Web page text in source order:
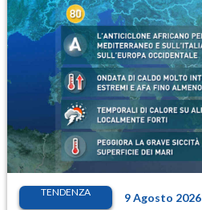
TENDENZA 9 Agosto 2026